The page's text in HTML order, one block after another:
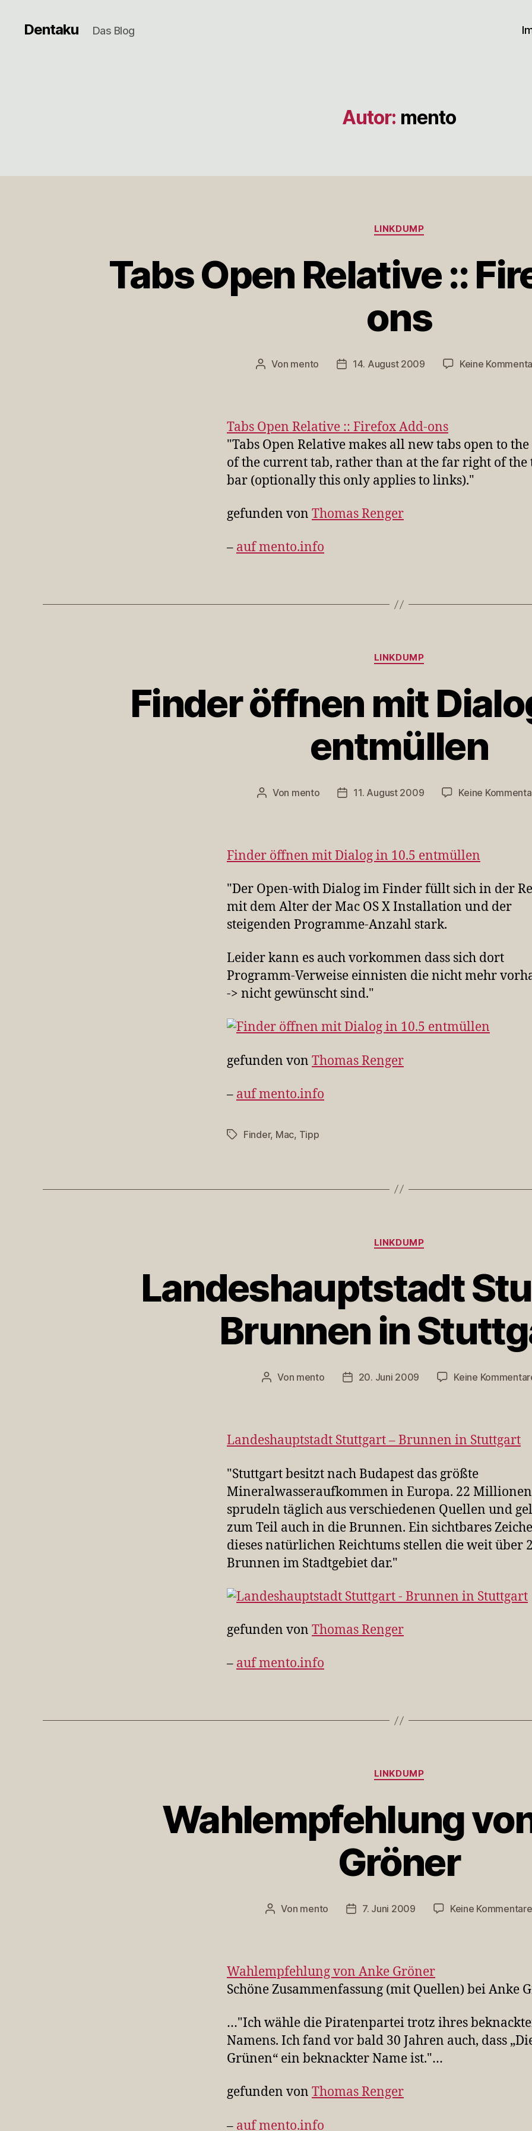
Dentaku Das Blog
Autor: mento
Kategorien
LINKDUMP
Tabs Open Relative ::
ons
Beitragsautor
Von mento Veröffentlichungsdatum
14. August 2009 Keine
Tabs Open Relative :: Firefox Add-ons
"Tabs Open Relative makes all new tabs open to
of the current tab, rather than at the far right of the
bar (optionally this only applies to links)."
gefunden von Thomas Renger
– auf mento.info
Kategorien
LINKDUMP
Finder öffnen mit
entmüllen
Beitragsautor
Von mento Veröffentlichungsdatum
11. August 2009 Keine
Finder öffnen mit Dialog in 10.5 entmüllen
"Der Open-with Dialog im Finder füllt sich in der
mit dem Alter der Mac OS X Installation und der
steigenden Programme-Anzahl stark.
Leider kann es auch vorkommen dass sich dort
Programm-Verweise einnisten die nicht mehr
-> nicht gewünscht sind."
gefunden von Thomas Renger
– auf mento.info
Schlagwörter
Finder, Mac, Tipp
Kategorien
LINKDUMP
Landeshauptstadt
Brunnen in
Beitragsautor
Von mento Veröffentlichungsdatum
20. Juni 2009 Keine
Landeshauptstadt Stuttgart – Brunnen in Stuttgart
"Stuttgart besitzt nach Budapest das größte
Mineralwasseraufkommen in Europa. 22
sprudeln täglich aus verschiedenen Quellen und
zum Teil auch in die Brunnen. Ein sichtbares
dieses natürlichen Reichtums stellen die weit über
Brunnen im Stadtgebiet dar."
gefunden von Thomas Renger
– auf mento.info
Kategorien
LINKDUMP
Wahlempfehlung
Gröner
Beitragsautor
Von mento Veröffentlichungsdatum
7. Juni 2009 Keine Kommentare
Wahlempfehlung von Anke Gröner
Schöne Zusammenfassung (mit Quellen) bei Anke
…"Ich wähle die Piratenpartei trotz ihres
Namens. Ich fand vor bald 30 Jahren auch, dass
Grünen“ ein beknackter Name ist."…
gefunden von Thomas Renger
– auf mento.info